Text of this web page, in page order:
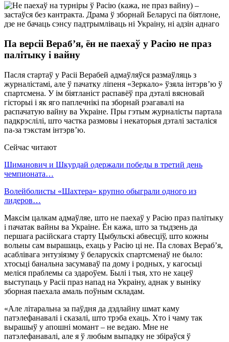
Па версіі Вераб’я, ён не паехаў у Расію не праз
палітыку і вайну
Пасля стартаў у Расіі Верабей адмаўляўся размаўляць з
журналістамі, але ў пачатку ліпеня «Зеркало» ўзяла інтэрв’ю ў
спартсмена. У ім біятланіст распавёў пра дэталі вясновай
гісторыі і як яго паплечнікі па зборнай рэагавалі на
распачатую вайну ва Украіне. Пры гэтым журналісты партала
падкрэслілі, што частка размовы і некаторыя дэталі засталіся
па-за тэкстам інтэрв’ю.
Сейчас читают
Шиманович и Шкурдай одержали победы в третий день
чемпионата…
Волейболисты «Шахтера» крупно обыграли одного из
лидеров…
Максім цалкам адмаўляе, што не паехаў у Расію праз палітыку
і пачатак вайны ва Украіне. Ён кажа, што за тыдзень да
першага расійскага старту Цыбульскі абвесціў, што кожны
вольны сам вырашаць, ехаць у Расію ці не. Па словах Вераб’я,
асаблівага энтузіязму ў беларускіх спартсменаў не было:
хтосьці банальна засумаваў па дому і родных, у кагосьці
меліся праблемы са здароўем. Былі і тыя, хто не хацеў
выступаць у Расіі праз напад на Украіну, аднак у выніку
зборная паехала амаль поўным складам.
«Але літаральна за паўдня да дэдлайну шмат каму
патэлефанавалі і сказалі, што трэба ехаць. Хто і чаму так
вырашыў у апошні момант – не ведаю. Мне не
патэлефанавалі, але я ў любым выпадку не збіраўся ў